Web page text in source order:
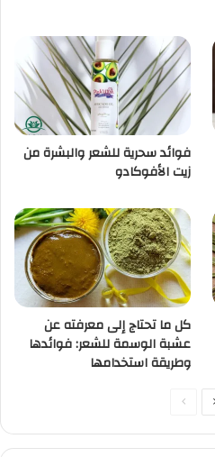
فوائد سحرية للشعر والبشرة من
زيت الأفوكادو
كل ما تحتاج إلى معرفته عن
عشبة الوسمة للشعر: فوائدها
وطريقة استخدامها
الصفحةالصفحة